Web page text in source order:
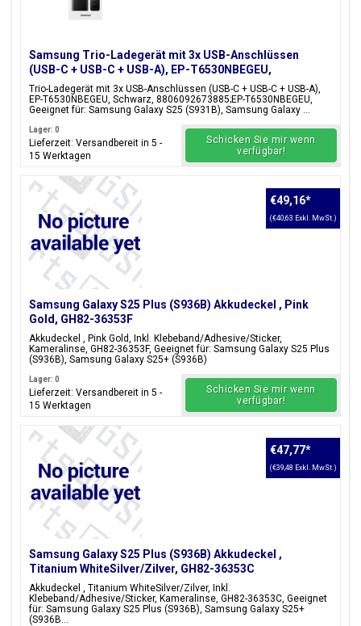
Samsung Trio-Ladegerät mit 3x USB-Anschlüssen
(USB-C + USB-C + USB-A), EP-T6530NBEGEU,
65W/25W/15W, Schwarz, Blisterverpackung,
8806092673885;EP-T6530NBEGEU
Trio-Ladegerät mit 3x USB-Anschlüssen (USB-C + USB-C + USB-A),
EP-T6530NBEGEU, Schwarz, 8806092673885;EP-T6530NBEGEU,
Geeignet für: Samsung Galaxy S25 (S931B), Samsung Galaxy ...
Lager: 0
Lieferzeit: Versandbereit in 5 -
15 Werktagen
Schicken Sie mir wenn
verfügbar!
Samsung Galaxy S25 Plus (S936B) Akkudeckel , Pink
Gold, GH82-36353F
Akkudeckel , Pink Gold, Inkl. Klebeband/Adhesive/Sticker,
Kameralinse, GH82-36353F, Geeignet für: Samsung Galaxy S25 Plus
(S936B), Samsung Galaxy S25+ (S936B)
€49,16*
(€40,63 Exkl. MwSt.)
Lager: 0
Lieferzeit: Versandbereit in 5 -
15 Werktagen
Schicken Sie mir wenn
verfügbar!
Samsung Galaxy S25 Plus (S936B) Akkudeckel ,
Titanium WhiteSilver/Zilver, GH82-36353C
Akkudeckel , Titanium WhiteSilver/Zilver, Inkl.
Klebeband/Adhesive/Sticker, Kameralinse, GH82-36353C, Geeignet
für: Samsung Galaxy S25 Plus (S936B), Samsung Galaxy S25+
(S936B...
€47,77*
(€39,48 Exkl. MwSt.)